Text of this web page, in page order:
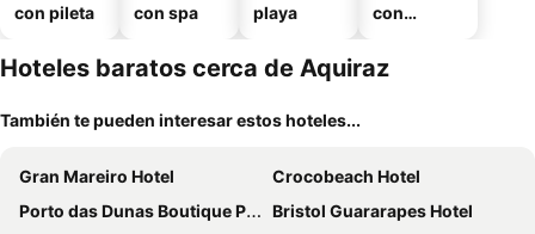
con pileta
con spa
playa
con
miento
Hoteles baratos cerca de Aquiraz
También te pueden interesar estos hoteles...
Gran Mareiro Hotel
Crocobeach Hotel
Porto das Dunas Boutique Praia Hotel
Bristol Guararapes Hotel